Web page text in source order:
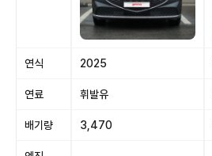
연식 2025
연료 휘발유
배기량 3,470